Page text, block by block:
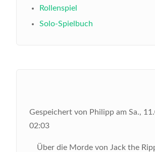
Rollenspiel
Solo-Spielbuch
Gespeichert von Philipp am Sa.,
02:03
Über die Morde von Jack the